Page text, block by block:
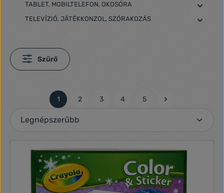
TABLET, MOBILTELEFON, OKOSÓRA
TELEVÍZIÓ, JÁTÉKKONZOL, SZÓRAKOZÁS
Szűrő
Oldal
1
Oldal
2
Oldal
3
Oldal
4
Oldal
5